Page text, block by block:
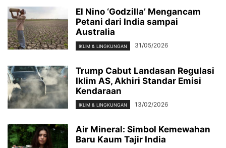
El Nino ‘Godzilla’ Mengancam
Petani dari India sampai
Australia
IKLIM & LINGKUNGAN 31/05/2026
Trump Cabut Landasan Regulasi
Iklim AS, Akhiri Standar Emisi
Kendaraan
IKLIM & LINGKUNGAN 13/02/2026
Air Mineral: Simbol Kemewahan
Baru Kaum Tajir India